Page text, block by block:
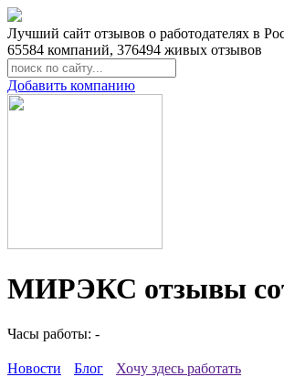
Лучший сайт отзывов о работодателях в
65584 компаний, 376494 живых отзывов
Добавить компанию
МИРЭКС отзывы
Часы работы: -
Новости Блог Хочу здесь работать